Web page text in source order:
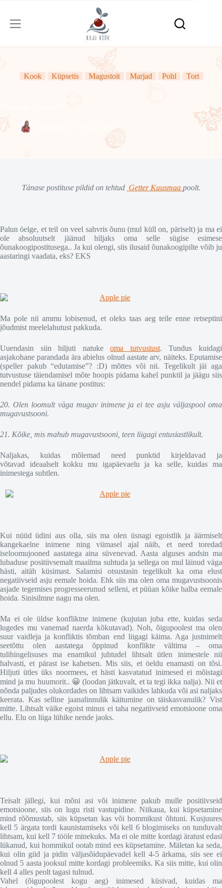
content
Kook Küpsetis Magustoit Marjad Pohl Tort
Tänase postituse pildid on tehtud Getter Kuusmaa poolt.
Palun öelge, et teil on veel sahvris õunu (mul küll on, päriselt) ja ma ei
ole absoluutselt jäänud hiljaks oma selle sügise esimese
õunakoogipostitusega.. Ja kui olengi, siis ilusaid õunakoogipilte võib ju
aastaringi vaadata, eks? EKS
Ma pole nii ammu lobisenud, et oleks taas aeg teile enne retseptini
jõudmist meelelahutust pakkuda.
Uuendasin siin hiljuti natukeoma tutvustust. Tundus kuidagi
asjakohane parandada ära abielus olnud aastate arv, näiteks. Eputamise
(speller pakub “edutamise”? :D) mõttes või nii. Tegelikult jäi aga
tutvustuse täiendamisel mõte hoopis pidama kahel punktil ja jäägu siis
nendel pidama ka tänane postitus:
20. Olen loomult väga mugav inimene ja ei tee asju väljaspool oma
mugavustsooni.
21. Kõike, mis mahub mugavustsooni, teen liigagi entusiastlikult.
Naljakas, kuidas mõlemad need punktid kirjeldavad ja
võtavad ideaalselt kokku mu igapäevaelu ja ka selle, kuidas ma
inimestega suhtlen.
Kui nüüd üdini aus olla, siis ma olen üsnagi egoistlik ja äärmiselt
kangekaelne inimene ning viimasel ajal näib, et need toredad
iseloomujooned aastatega aina süvenevad. Aasta alguses andsin ma
lubaduse positiivsemalt maailma suhtuda ja sellega on mul läinud väga
hästi, aitäh küsimast. Salamisi otsustasin tegelikult ka oma elust
negatiivseid asju eemale hoida. Ehk siis ma olen oma mugavustsoonis
asjade tegemises progresseerunud selleni, et püüan kõike halba eemale
hoida. Sinisilmne nagu ma olen.
Ma ei ole üldse konfliktne inimene (kujutan juba ette, kuidas seda
lugedes mu vanemad naerda kõkutavad). Noh, õigupoolest ma olen
suur vaidleja ja konfliktis tõmban end liigagi käima. Aga justnimelt
seetõttu olen aastatega õppinud konflikte vältima – oma
tulihingelisuses ma enamikul juhtudel lihtsalt ütlen inimestele nii
halvasti, et pärast ise kahetsen. Mis siis, et öeldu enamasti on tõsi.
Hiljuti ütles üks noormees, et hästi kasvatatud inimesed ei mõistagi
mind ja mu huumorit.. 😀 (loodan jätkuvalt, et ta tegi ikka nalja). Nii et
nõnda paljudes olukordades on lihtsam vaikides lahkuda või asi naljaks
keerata. Kas selline jaanalinnulik käitumine on täiskasvanulik? Vist
mitte. Lihtsalt väike egoist minus ei taha negatiivseid emotsioone oma
ellu. Elu on liiga lühike nende jaoks.
Teisalt jällegi, kui mõni asi või inimene pakub mulle positiivseid
emotsioone, siis on lugu risti vastupidine. Niikaua, kui küpsetamine
mind rõõmustab, siis küpsetan kas või hommikust õhtuni. Kusjuures
kell 5 ärgata tordi kaunistamiseks või kell 6 blogimiseks on tunduvalt
lihtsam, kui kell 7 tööle minekuks. Ma ei ole mitte kordagi äratust edasi
lükanud, kui hommikul ootab mind ees küpsetamine. Mäletan ka seda,
kui olin giid ja pidin väljasõidupäevadel kell 4-5 ärkama, siis see ei
olnud 5 aasta jooksul mitte kordagi probleemiks. Ka siis mitte, kui olin
kell 4 alles peolt tagasi tulnud.
Vahel (õigupoolest kogu aeg) inimesed küsivad, kuidas ma